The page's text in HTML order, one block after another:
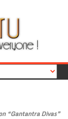
“Gantantra Divas”